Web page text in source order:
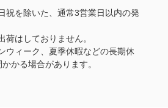
祝を除いた、通常3営業日以内の発
荷はしておりません。
ウィーク、夏季休暇などの長期休
かる場合があります。